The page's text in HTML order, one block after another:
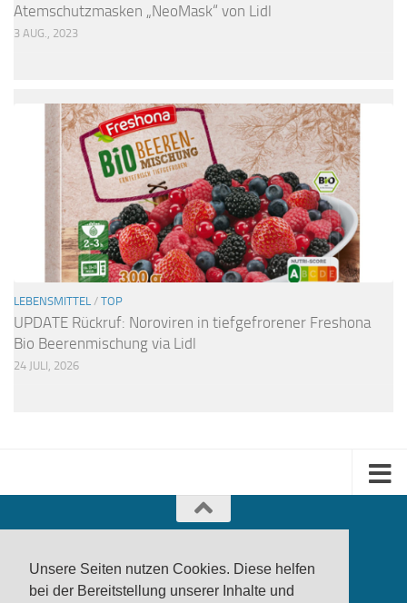
Unsere Seiten nutzen Cookies. Diese helfen
bei der Bereitstellung unserer Inhalte und
Atemschutzmasken „NeoMask“ von Lidl
3 AUG., 2023
LEBENSMITTEL / TOP
UPDATE Rückruf: Noroviren in tiefgefrorener Freshona
Bio Beerenmischung via Lidl
24 JULI, 2026